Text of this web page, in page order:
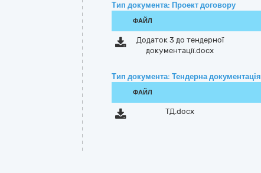
Тип документа: Проект договору
ФАЙЛ
Додаток 3 до тендерної
документації.docx
Тип документа: Тендерна документація
ФАЙЛ
ТД.docx